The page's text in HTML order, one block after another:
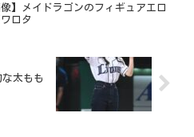
像】メイドラゴンのフィギュアエロ
ロタ
な太もも